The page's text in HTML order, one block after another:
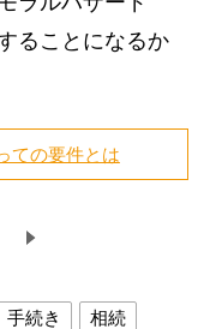
ることになるか
ての要件とは
手続き
相続